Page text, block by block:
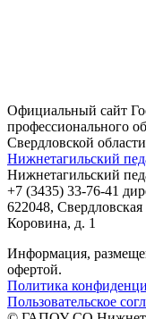
Официальный сайт
профессионального
Свердловской области
Нижнетагильский
Нижнетагильский
+7 (3435) 33-76-41
622048,
Коровина, д. 1
Информация,
офертой.
Политика
Пользовательское